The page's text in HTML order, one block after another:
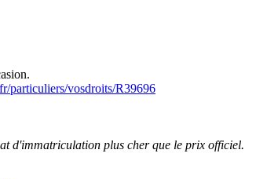
particuliers/vosdroits/R39696
d'immatriculation plus cher que le prix officiel.